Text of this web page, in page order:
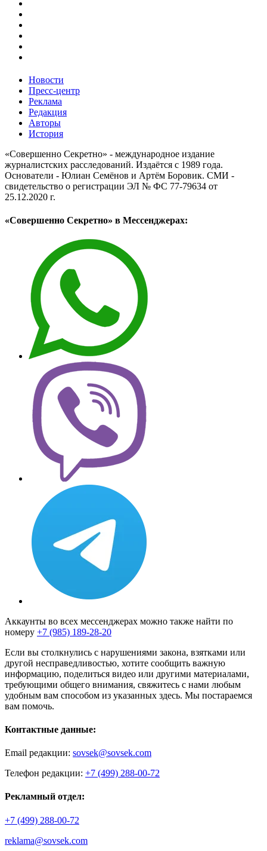
Новости
Пресс-центр
Реклама
Редакция
Авторы
История
«Совершенно Секретно» - международное издание
журналистских расследований. Издаётся с 1989 года.
Основатели - Юлиан Семёнов и Артём Боровик. CМИ -
свидетельство о регистрации ЭЛ № ФС 77-79634 от
25.12.2020 г.
«Совершенно Секретно» в Мессенджерах:
Аккаунты во всех мессенджерах можно также найти по
номеру +7 (985) 189-28-20
Если вы столкнулись с нарушениями закона, взятками или
другой несправедливостью, хотите сообщить важную
информацию, поделиться видео или другими материалами,
требующими общего внимания, свяжитесь с нами любым
удобным вам способом из указанных здесь. Мы постараемся
вам помочь.
Контактные данные:
Email редакции: sovsek@sovsek.com
Телефон редакции: +7 (499) 288-00-72
Рекламный отдел:
+7 (499) 288-00-72
reklama@sovsek.com